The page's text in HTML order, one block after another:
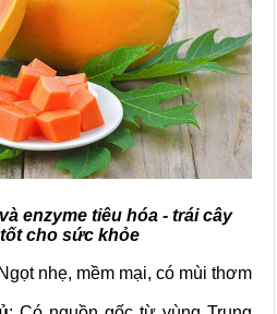
enzyme tiêu hóa - trái cây
cho sức khỏe
nhẹ, mềm mại, có mùi thơm